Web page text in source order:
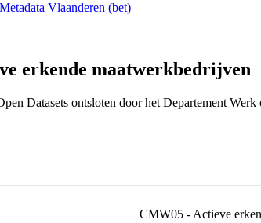
Metadata Vlaanderen (bet)
erkende maatwerkbedrijven
Datasets ontsloten door het Departement
CMW05 - Actieve